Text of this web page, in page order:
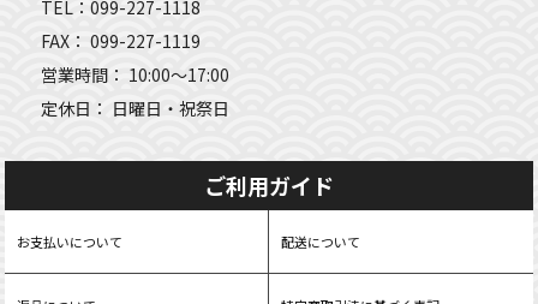
TEL：099-227-1118
FAX： 099-227-1119
営業時間： 10:00～17:00
定休日： 日曜日・祝祭日
ご利用ガイド
お支払いについて 配送について